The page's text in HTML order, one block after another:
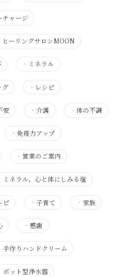
チャージ
ヒーリングサロンMOON
・ ミネラル
グ ・ レシピ
安 ・介護 ・ 体の不調
・ 免疫力アップ
・営業のご案内
ミネラル、心と体にしみる塩
ピ ・子育て ・ 家族
・感謝
手作りハンドクリーム
ポット型浄水器